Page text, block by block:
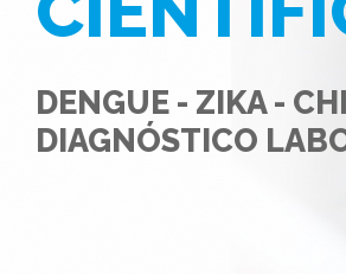
DENGUE - ZIKA -
DIAGNÓSTICO